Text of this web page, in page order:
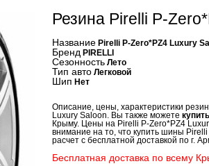
Резина Pirelli P-
Название Pirelli P-Zero*PZ4 Luxury
Бренд PIRELLI
Сезонность Лето
Тип авто Легковой
Шип Нет
Описание, цены, характеристики
Luxury Saloon. Вы также можете
Крыму. Цены на Pirelli P-Zero*PZ4
внимание на то, что купить шины
расчет с бесплатной доставкой по г.
Бесплатная доставка по всему